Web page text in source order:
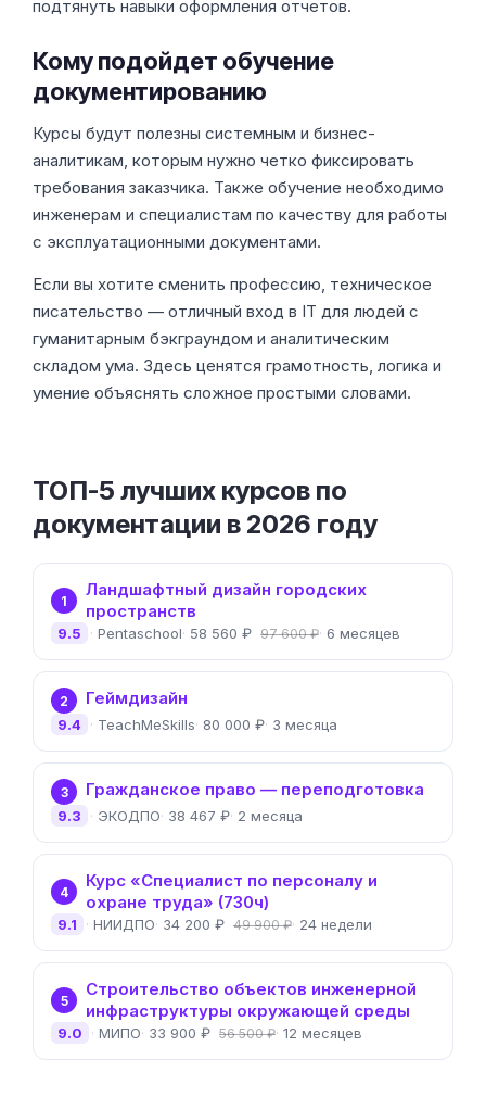
подтянуть навыки оформления отчетов.
Кому подойдет обучение
документированию
Курсы будут полезны системным и бизнес-
аналитикам, которым нужно четко фиксировать
требования заказчика. Также обучение необходимо
инженерам и специалистам по качеству для работы
с эксплуатационными документами.
Если вы хотите сменить профессию, техническое
писательство — отличный вход в IT для людей с
гуманитарным бэкграундом и аналитическим
складом ума. Здесь ценятся грамотность, логика и
умение объяснять сложное простыми словами.
ТОП-5 лучших курсов по
документации в 2026 году
1
Ландшафтный дизайн городских
пространств
Pentaschool 58 560 ₽ 97 600 ₽ 6 месяцев
9.5
2 Геймдизайн
TeachMeSkills 80 000 ₽ 3 месяца
9.4
3 Гражданское право — переподготовка
ЭКОДПО 38 467 ₽ 2 месяца
9.3
4
Курс «Специалист по персоналу и
охране труда» (730ч)
НИИДПО 34 200 ₽ 49 900 ₽ 24 недели
9.1
5
Строительство объектов инженерной
инфраструктуры окружающей среды
МИПО 33 900 ₽ 56 500 ₽ 12 месяцев
9.0